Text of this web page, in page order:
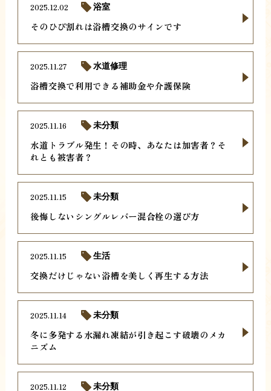
そのひび割れは浴槽交換のサインです
2025.12.02 浴室
浴槽交換で利用できる補助金や介護保険
2025.11.27 水道修理
水道トラブル発生！その時、あなたは加害者？そ
れとも被害者？
2025.11.16 未分類
後悔しないシングルレバー混合栓の選び方
2025.11.15 未分類
交換だけじゃない浴槽を美しく再生する方法
2025.11.15 生活
冬に多発する水漏れ凍結が引き起こす破壊のメカ
ニズム
2025.11.14 未分類
2025.11.12 未分類